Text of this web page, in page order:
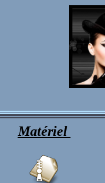
Matériel